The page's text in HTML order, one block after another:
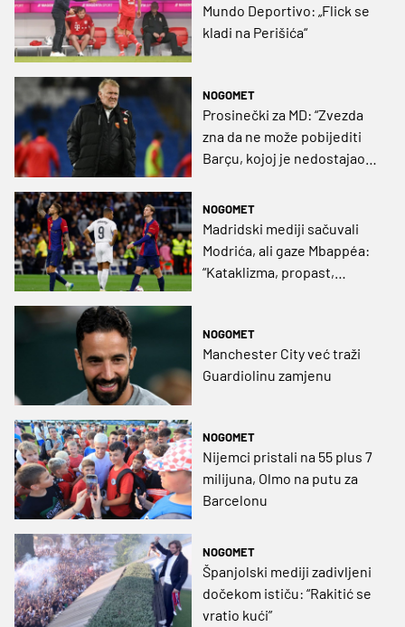
Mundo Deportivo: „Flick se
kladi na Perišića“
NOGOMET
Prosinečki za MD: “Zvezda
zna da ne može pobijediti
Barçu, kojoj je nedostajao
NOGOMET
Madridski mediji sačuvali
Modrića, ali gaze Mbappéa:
“Kataklizma, propast,
NOGOMET
Manchester City već traži
Guardiolinu zamjenu
NOGOMET
Nijemci pristali na 55 plus 7
milijuna, Olmo na putu za
Barcelonu
NOGOMET
Španjolski mediji zadivljeni
dočekom ističu: “Rakitić se
vratio kući”